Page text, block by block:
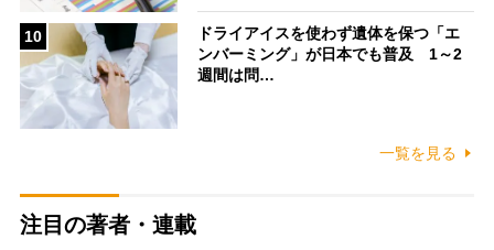
10
ドライアイスを使わず遺体を保つ「エ
ンバーミング」が日本でも普及 1～2
週間は問…
一覧を見る
注目の著者・連載